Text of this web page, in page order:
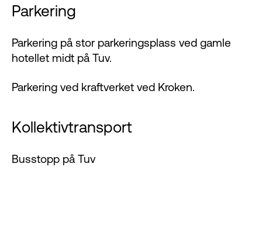
Parkering
Parkering på stor parkeringsplass ved gamle
hotellet midt på Tuv.
Parkering ved kraftverket ved Kroken.
Kollektivtransport
Busstopp på Tuv